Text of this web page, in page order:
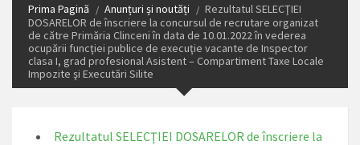
Prima Pagină Anunțuri și noutăți
Rezultatul SELECŢIEI
DOSARELOR de înscriere la concursul de recrutare organizat
de către Primăria Clinceni în data de 10.01.2022 în vederea
ocupării funcţiei publice de execuţie vacante de Inspector
clasa I, grad profesional Asistent – Compartiment Taxe Locale
Impozite şi Executări Silite
Rezultatul SELECŢIEI DOSARELOR de înscriere la